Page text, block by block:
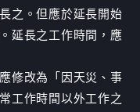
之。但應於延長開始
延長之工作時間，應
修改為「因天災、事
工作時間以外工作之